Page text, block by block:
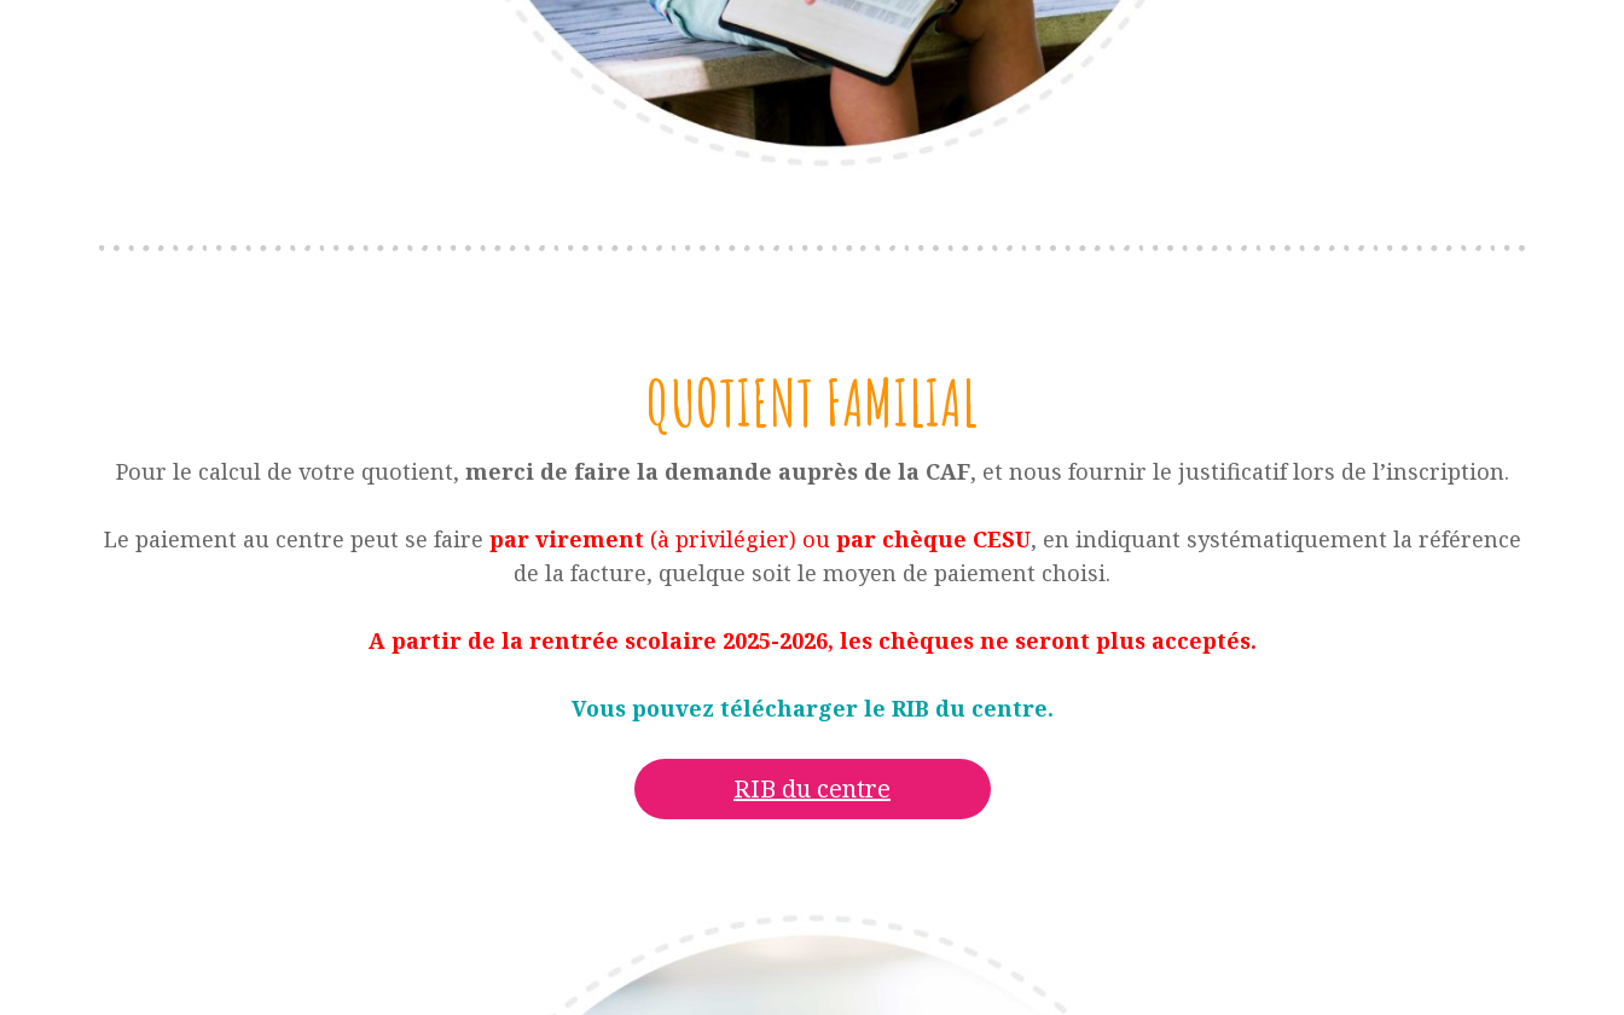
QUOTIENT FAMILIAL
Pour le calcul de votre quotient, merci de faire la demande auprès de la CAF, et nous fournir le justificatif lors de l’inscription.
Le paiement au centre peut se faire par virement(à privilégier) ou par chèque CESU, en indiquant systématiquement la référence
de la facture, quelque soit le moyen de paiement choisi.
A partir de la rentrée scolaire 2025-2026, les chèques ne seront plus acceptés.
Vous pouvez télécharger le RIB du centre.
RIB du centre